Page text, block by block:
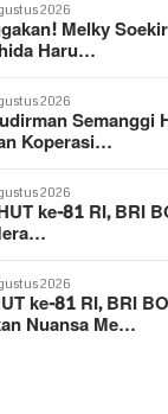
2026
Melky
Haru…
2026
Semanggi
Koperasi…
2026
ke-81 RI, BRI
2026
ke-81 RI, BRI
Nuansa Me…